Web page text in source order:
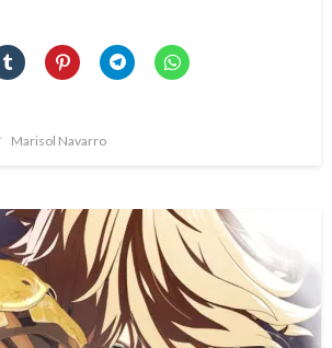
Marisol Navarro